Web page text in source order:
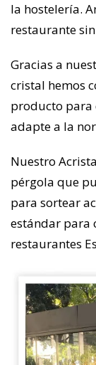
la hostelería.
restaurante
Gracias a
cristal hemos
producto para
adapte a la
Nuestro
pérgola que
para sortear
estándar para
restaurantes